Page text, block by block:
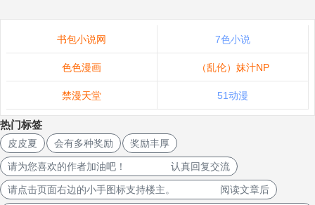
书包小说网 7色小说
色色漫画 （乱伦）妹汁NP
禁漫天堂 51动漫
热门标签
皮皮夏 会有多种奖励 奖励丰厚
请为您喜欢的作者加油吧！ 认真回复交流
请点击页面右边的小手图标支持楼主。 阅读文章后